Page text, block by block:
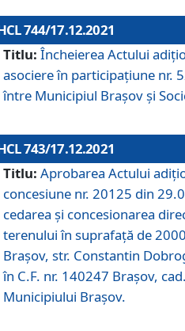
744/17.12.2021
Titlu: Încheierea Actului
asociere în participațiune nr.
între Municipiul Brașov și
743/17.12.2021
Titlu: Aprobarea Actului
concesiune nr. 20125 din
cedarea și concesionarea
terenului în suprafață de
Brașov, str. Constantin
în C.F. nr. 140247 Brașov,
Municipiului Brașov.